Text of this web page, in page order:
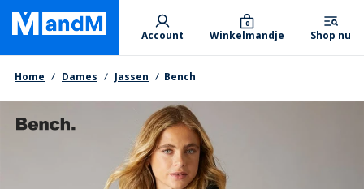
Skip
main
content
Primary departments
Account Winkelmandje
0
Shop nu
Kruimelpad
Home Dames Jassen Bench